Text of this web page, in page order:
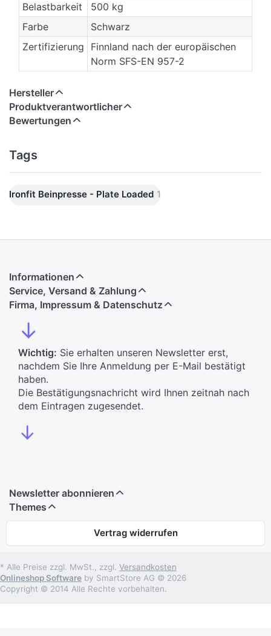
Belastbarkeit
500 kg
Farbe
Schwarz
Zertifizierung
Finnland nach der europäischen
Norm SFS-EN 957-2
Hersteller
Produktverantwortlicher
Bewertungen
Tags
Ironfit Beinpresse - Plate Loaded 1
Informationen
Service, Versand & Zahlung
Firma, Impressum & Datenschutz
↓
Wichtig: Sie erhalten unseren Newsletter erst,
nachdem Sie Ihre Anmeldung per E-Mail bestätigt
haben.
Die Bestätigungsnachricht wird Ihnen zeitnah nach
dem Eintragen zugesendet.
↓
Newsletter abonnieren
Themes
Vertrag widerrufen
* Alle Preise zzgl. MwSt., zzgl. Versandkosten
Onlineshop Software by SmartStore AG © 2026
Copyright © 2014 Alle Rechte vorbehalten.